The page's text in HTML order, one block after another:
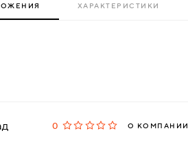
ХАРАКТЕРИСТИКИ
0 О КОМПАНИИ